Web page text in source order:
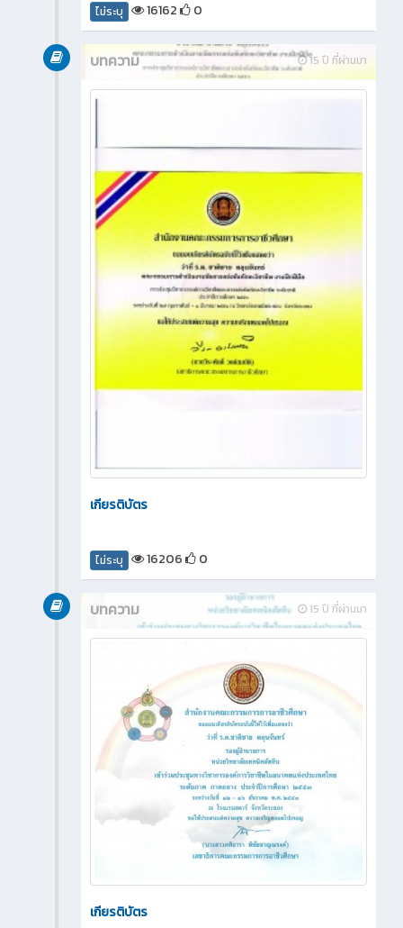
ไม่ระบุ 16162 0
15 ปี ที่ผ่านมา
บทความ
เกียรติบัตร
ไม่ระบุ 16206 0
15 ปี ที่ผ่านมา
บทความ
เกียรติบัตร